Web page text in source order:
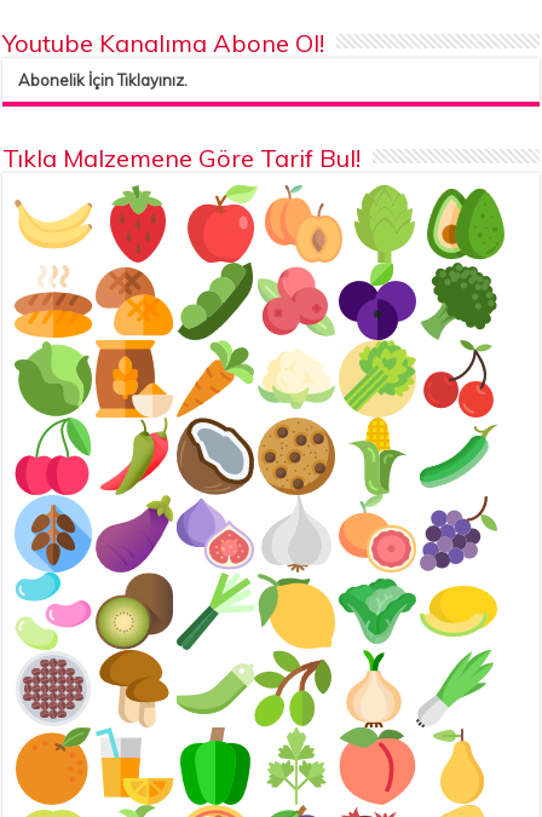
Youtube Kanalıma Abone Ol!
Abonelik İçin Tıklayınız.
Tıkla Malzemene Göre Tarif Bul!